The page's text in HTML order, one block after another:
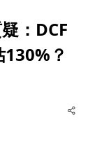
：DCF
？